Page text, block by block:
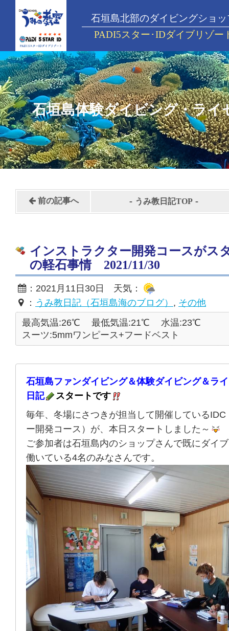
石垣島北部のダイビングショッ
PADI5スター･IDダイブリゾー
石垣島体験ダイビング・ライ
前の記事へ - うみ教日記TOP -
インストラクター開発コースがス
の軽石事情 2021/11/30
：2021月11日30日 天気：
： うみ教日記（石垣島海のブログ） , その他
最高気温:26℃
最低気温:21℃
水温:23℃
スーツ:5mmワンピース+フードベスト
石垣島ファンダイビング＆体験ダイビング＆ラ
日記
スタートです
毎年、冬場にさつきが担当して開催している
ー開発コース）が、本日スタートしました～
ご参加者は石垣島内のショップさんで既にダイ
働いている4名のみなさんです。